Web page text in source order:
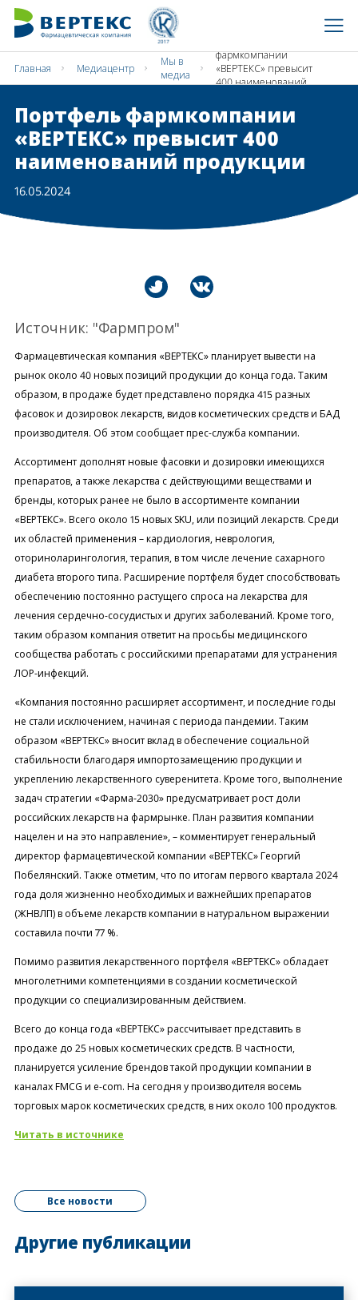
Главная Медиацентр
Мы в
медиа
фармкомпании
«ВЕРТЕКС» превысит
400 наименований
Портфель фармкомпании
«ВЕРТЕКС» превысит 400
наименований продукции
16.05.2024
Источник: "Фармпром"
Фармацевтическая компания «ВЕРТЕКС» планирует вывести на
рынок около 40 новых позиций продукции до конца года. Таким
образом, в продаже будет представлено порядка 415 разных
фасовок и дозировок лекарств, видов косметических средств и БАД
производителя. Об этом сообщает прес-служба компании.
Ассортимент дополнят новые фасовки и дозировки имеющихся
препаратов, а также лекарства с действующими веществами и
бренды, которых ранее не было в ассортименте компании
«ВЕРТЕКС». Всего около 15 новых SKU, или позиций лекарств. Среди
их областей применения – кардиология, неврология,
оториноларингология, терапия, в том числе лечение сахарного
диабета второго типа. Расширение портфеля будет способствовать
обеспечению постоянно растущего спроса на лекарства для
лечения сердечно-сосудистых и других заболеваний. Кроме того,
таким образом компания ответит на просьбы медицинского
сообщества работать с российскими препаратами для устранения
ЛОР-инфекций.
«Компания постоянно расширяет ассортимент, и последние годы
не стали исключением, начиная с периода пандемии. Таким
образом «ВЕРТЕКС» вносит вклад в обеспечение социальной
стабильности благодаря импортозамещению продукции и
укреплению лекарственного суверенитета. Кроме того, выполнение
задач стратегии «Фарма-2030» предусматривает рост доли
российских лекарств на фармрынке. План развития компании
нацелен и на это направление», – комментирует генеральный
директор фармацевтической компании «ВЕРТЕКС» Георгий
Побелянский. Также отметим, что по итогам первого квартала 2024
года доля жизненно необходимых и важнейших препаратов
(ЖНВЛП) в объеме лекарств компании в натуральном выражении
составила почти 77 %.
Помимо развития лекарственного портфеля «ВЕРТЕКС» обладает
многолетними компетенциями в создании косметической
продукции со специализированным действием.
Всего до конца года «ВЕРТЕКС» рассчитывает представить в
продаже до 25 новых косметических средств. В частности,
планируется усиление брендов такой продукции компании в
каналах FMCG и e-com. На сегодня у производителя восемь
торговых марок косметических средств, в них около 100 продуктов.
Читать в источнике
Все новости
Другие публикации